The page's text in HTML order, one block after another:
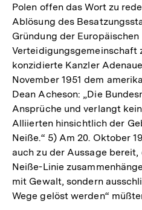
Polen offen das Wort zu
Ablösung des
Gründung der Europäischen
Verteidigungsgemeinschaft
konzidierte Kanzler
November 1951 dem
Dean Acheson: „Die
Ansprüche und verlangt
Alliierten hinsichtlich der
Neiße.“ 5) Am 20. Oktober
auch zu der Aussage
Neiße-Linie
mit Gewalt, sondern
Wege gelöst werden“